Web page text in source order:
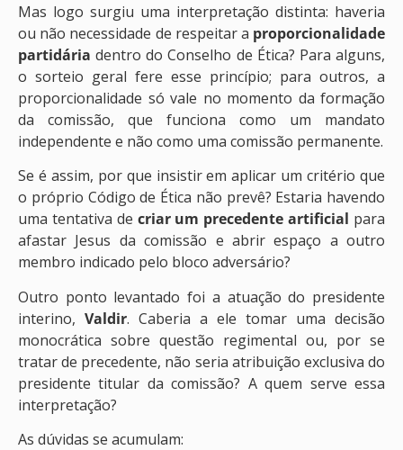
Mas logo surgiu uma interpretação distinta: haveria
ou não necessidade de respeitar a proporcionalidade
partidária dentro do Conselho de Ética? Para alguns,
o sorteio geral fere esse princípio; para outros, a
proporcionalidade só vale no momento da formação
da comissão, que funciona como um mandato
independente e não como uma comissão permanente.
Se é assim, por que insistir em aplicar um critério que
o próprio Código de Ética não prevê? Estaria havendo
uma tentativa de criar um precedente artificial para
afastar Jesus da comissão e abrir espaço a outro
membro indicado pelo bloco adversário?
Outro ponto levantado foi a atuação do presidente
interino, Valdir. Caberia a ele tomar uma decisão
monocrática sobre questão regimental ou, por se
tratar de precedente, não seria atribuição exclusiva do
presidente titular da comissão? A quem serve essa
interpretação?
As dúvidas se acumulam: